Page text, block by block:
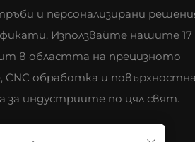
и персонализирани
Използвайте нашите 17
в областта на прецизното
CNC обработка и
за индустриите по цял свят.